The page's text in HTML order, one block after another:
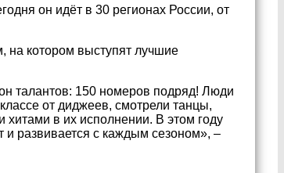
он идёт в 30 регионах России, от
на котором выступят лучшие
талантов: 150 номеров подряд! Люди
от диджеев, смотрели танцы,
в их исполнении. В этом году
развивается с каждым сезоном», –